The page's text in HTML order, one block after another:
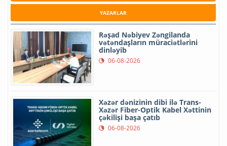
YAZARLAR
Rəşad Nəbiyev Zəngilanda
vətəndaşların müraciətlərini
dinləyib
06-08-2026
Xəzər dənizinin dibi ilə Trans-
Xəzər Fiber-Optik Kabel Xəttinin
çəkilişi başa çatıb
06-08-2026